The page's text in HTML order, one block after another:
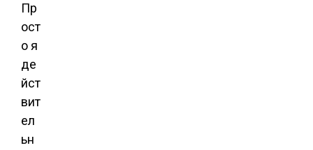
Пр
ост
о я
де
йст
вит
ел
ьн